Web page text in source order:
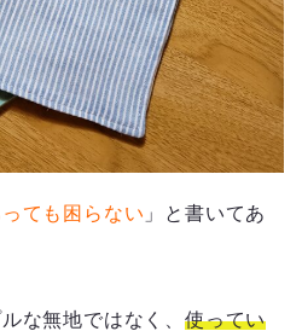
ても困らない 」と書いてあ
な無地ではなく、 使ってい